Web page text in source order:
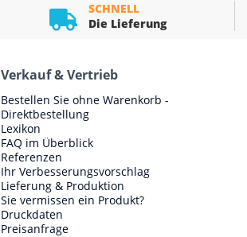
SCHNELL
Die Lieferung
Verkauf & Vertrieb
Bestellen Sie ohne Warenkorb -
Direktbestellung
Lexikon
FAQ im Überblick
Referenzen
Ihr Verbesserungsvorschlag
Lieferung & Produktion
Sie vermissen ein Produkt?
Druckdaten
Preisanfrage